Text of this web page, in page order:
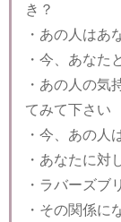
き？
・あの人はあ
・今、あなた
・あの人の気
てみて下さい
・今、あの人
・あなたに対
・ラバーズブ
・その関係に